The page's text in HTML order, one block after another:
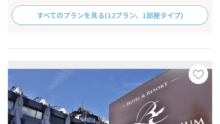
すべてのプランを見る(12プラン、1部屋タイプ)